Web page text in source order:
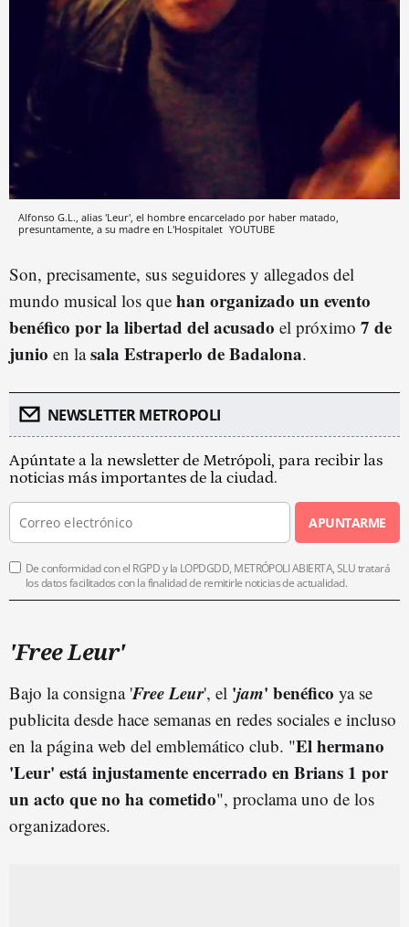
Alfonso G.L., alias 'Leur', el hombre encarcelado por haber matado,
presuntamente, a su madre en L'Hospitalet YOUTUBE
Son, precisamente, sus seguidores y allegados del
mundo musical los que han organizado un evento
benéfico por la libertad del acusado el próximo 7 de
junio en lasala Estraperlo de Badalona.
NEWSLETTER METROPOLI
Apúntate a la newsletter de Metrópoli, para recibir las
noticias más importantes de la ciudad.
APUNTARME
De conformidad con el RGPD y la LOPDGDD, METRÓPOLI ABIERTA, SLU tratará
los datos facilitados con la finalidad de remitirle noticias de actualidad.
'Free Leur'
Bajo la consigna 'Free Leur', el 'jam' benéfico ya se
publicita desde hace semanas en redes sociales e incluso
en la página web del emblemático club. "El hermano
'Leur' está injustamente encerrado en Brians 1 por
un acto que no ha cometido", proclama uno de los
organizadores.